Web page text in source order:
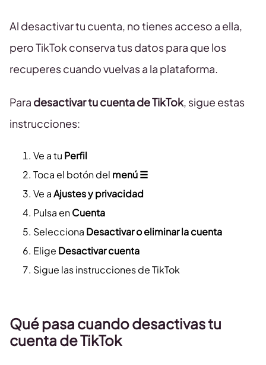
Al desactivar tu cuenta, no tienes acceso a ella,
pero TikTok conserva tus datos para que los
recuperes cuando vuelvas a la plataforma.
Para desactivar tu cuenta de TikTok, sigue estas
instrucciones:
Ve a tu Perfil
Toca el botón del menú ☰
Ve aAjustes y privacidad
Pulsa enCuenta
Selecciona Desactivar o eliminar la cuenta
Elige Desactivar cuenta
Sigue las instrucciones de TikTok
Qué pasa cuando desactivas tu
cuenta de TikTok